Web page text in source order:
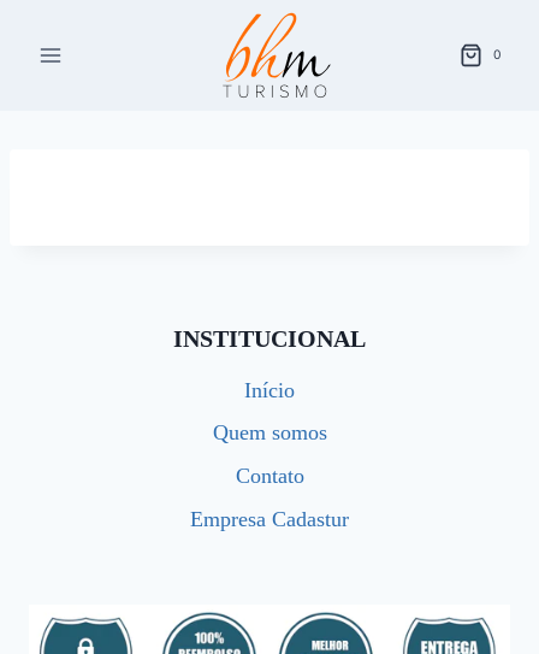
para
0
INSTITUCIONAL
Início
Quem somos
Contato
Empresa Cadastur